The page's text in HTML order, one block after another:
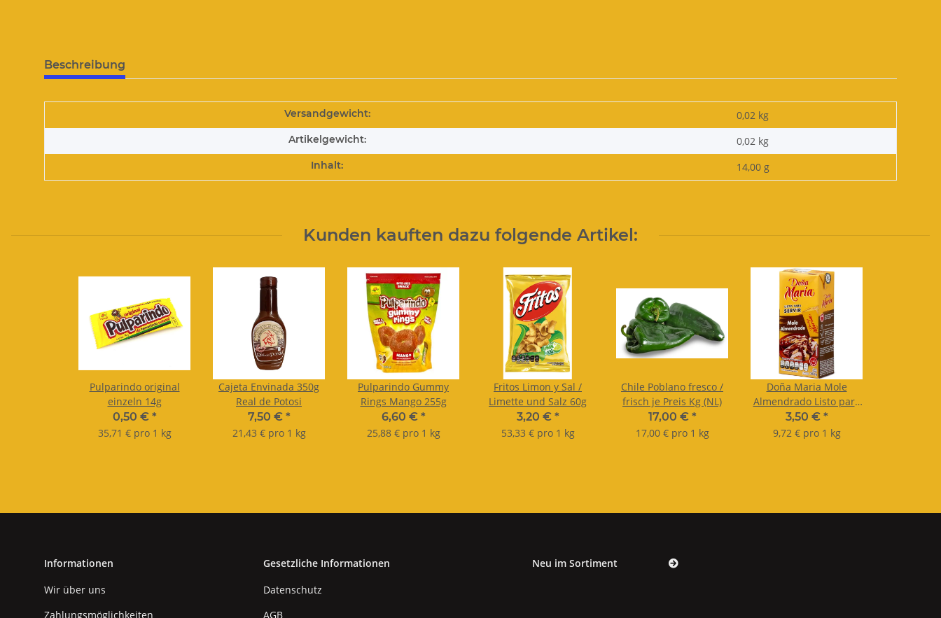
Beschreibung
Versandgewicht: 0,02 kg
Artikelgewicht: 0,02 kg
Inhalt: 14,00 g
Kunden kauften dazu folgende Artikel:
Pulparindo original
einzeln 14g
0,50 € *
35,71 € pro 1 kg
Cajeta Envinada 350g
Real de Potosi
7,50 € *
21,43 € pro 1 kg
Pulparindo Gummy
Rings Mango 255g
6,60 € *
25,88 € pro 1 kg
Fritos Limon y Sal /
Limette und Salz 60g
3,20 € *
53,33 € pro 1 kg
Chile Poblano fresco /
frisch je Preis Kg (NL)
17,00 € *
17,00 € pro 1 kg
Doña Maria Mole
Almendrado Listo para
Servir Tetra 360g
3,50 € *
9,72 € pro 1 kg
Informationen
Wir über uns
Zahlungsmöglichkeiten
Gesetzliche Informationen
Datenschutz
AGB
Neu im Sortiment